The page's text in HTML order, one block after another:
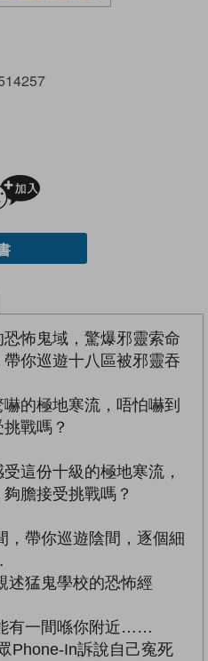
怖鬼域，驚爆邪靈索命
你巡遊十八區被邪靈吞
極地寒流，唔怕嚇到
戰嗎？
份十級的極地寒流，
膽接受挑戰嗎？
，帶你巡遊陰間，逐個細
述猛鬼學校的恐怖經
有一間喺你附近……
Phone-In訴說自己寃死